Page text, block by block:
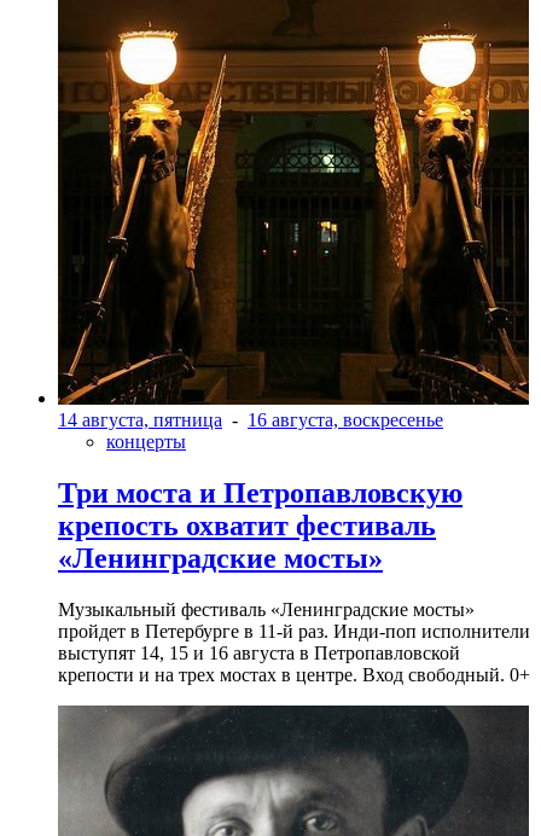
14 августа, пятница - 16 августа, воскресенье
концерты
Три моста и Петропавловскую
крепость охватит фестиваль
«Ленинградские мосты»
Музыкальный фестиваль «Ленинградские мосты»
пройдет в Петербурге в 11-й раз. Инди-поп исполнители
выступят 14, 15 и 16 августа в Петропавловской
крепости и на трех мостах в центре. Вход свободный. 0+